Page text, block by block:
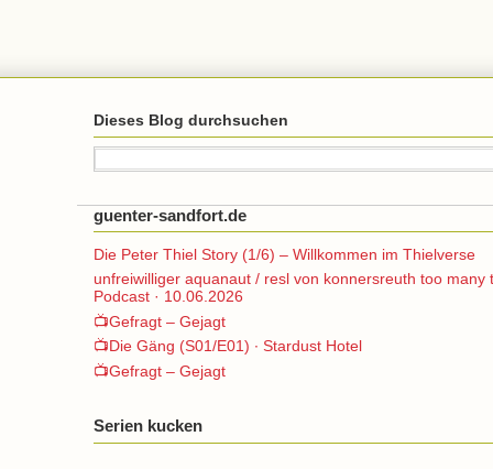
Dieses Blog durchsuchen
guenter-sandfort.de
Die Peter Thiel Story (1/6) – Willkommen im Thielverse
unfreiwilliger aquanaut / resl von konnersreuth too many
Podcast · 10.06.2026
📺Gefragt – Gejagt
📺Die Gäng (S01/E01) ∙ Stardust Hotel
📺Gefragt – Gejagt
Serien kucken